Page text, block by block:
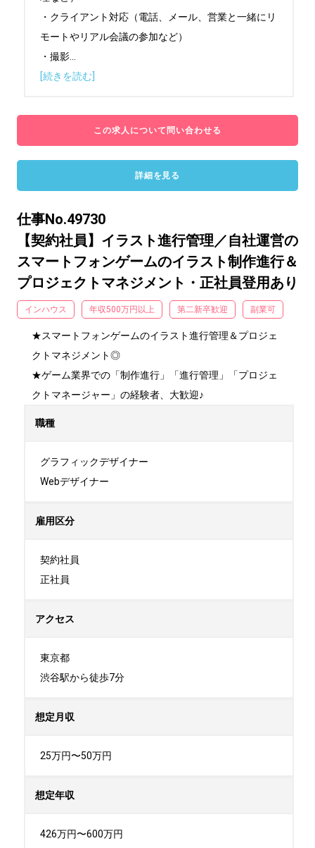
・クライアント対応（電話、メール、営業と一緒にリ
モートやリアル会議の参加など）
・撮影
[続きを読む]
この求人について問い合わせる
詳細を見る
仕事No.49730
【契約社員】イラスト進行管理／自社運営の
スマートフォンゲームのイラスト制作進行＆
プロジェクトマネジメント・正社員登用あり
インハウス 年収500万円以上 第二新卒歓迎 副業可
★スマートフォンゲームのイラスト進行管理＆プロジェ
クトマネジメント◎
★ゲーム業界での「制作進行」「進行管理」「プロジェ
クトマネージャー」の経験者、大歓迎♪
職種
グラフィックデザイナー
Webデザイナー
雇用区分
契約社員
正社員
アクセス
東京都
渋谷駅から徒歩7分
想定月収
25万円〜50万円
想定年収
426万円〜600万円